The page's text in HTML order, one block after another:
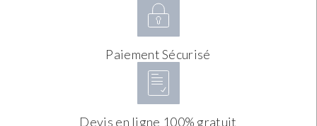
Paiement Sécurisé
Devis en ligne 100% gratuit